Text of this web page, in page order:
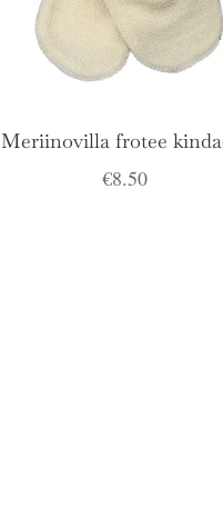
Meriinovilla frotee
€8.50